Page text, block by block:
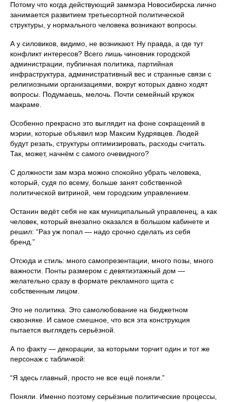
Потому что когда действующий заммэра Новосибирска лично
занимается развитием третьесортной политической
структуры, у нормального человека возникают вопросы.
А у силовиков, видимо, не возникают. Ну правда, а где тут
конфликт интересов? Всего лишь чиновник городской
администрации, публичная политика, партийная
инфраструктура, административный вес и странные связи с
религиозными организациями, вокруг которых давно ходят
вопросы. Подумаешь, мелочь. Почти семейный кружок
макраме.
Особенно прекрасно это выглядит на фоне сокращений в
мэрии, которые объявил мэр Максим Кудрявцев. Людей
будут резать, структуры оптимизировать, расходы считать.
Так, может, начнём с самого очевидного?
С должности зам мэра можно спокойно убрать человека,
который, судя по всему, больше занят собственной
политической витриной, чем городским управлением.
Останин ведёт себя не как муниципальный управленец, а как
человек, который внезапно оказался в большом кабинете и
решил: “Раз уж попал — надо срочно сделать из себя
бренд.”
Отсюда и стиль: много самопрезентации, много позы, много
важности. Понты размером с девятиэтажный дом —
желательно сразу в формате рекламного щита с
собственным лицом.
Это не политика. Это самолюбование на бюджетном
сквозняке. И самое смешное, что вся эта конструкция
пытается выглядеть серьёзной.
А по факту — декорации, за которыми торчит один и тот же
персонаж с табличкой:
“Я здесь главный, просто не все ещё поняли.”
Поняли. Именно поэтому серьёзные политические процессы,